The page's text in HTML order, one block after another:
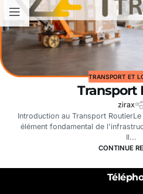
TRANSPORT ET
Transport
zirax
Introduction au Transport
élément fondamental de
Il...
CONTINUE